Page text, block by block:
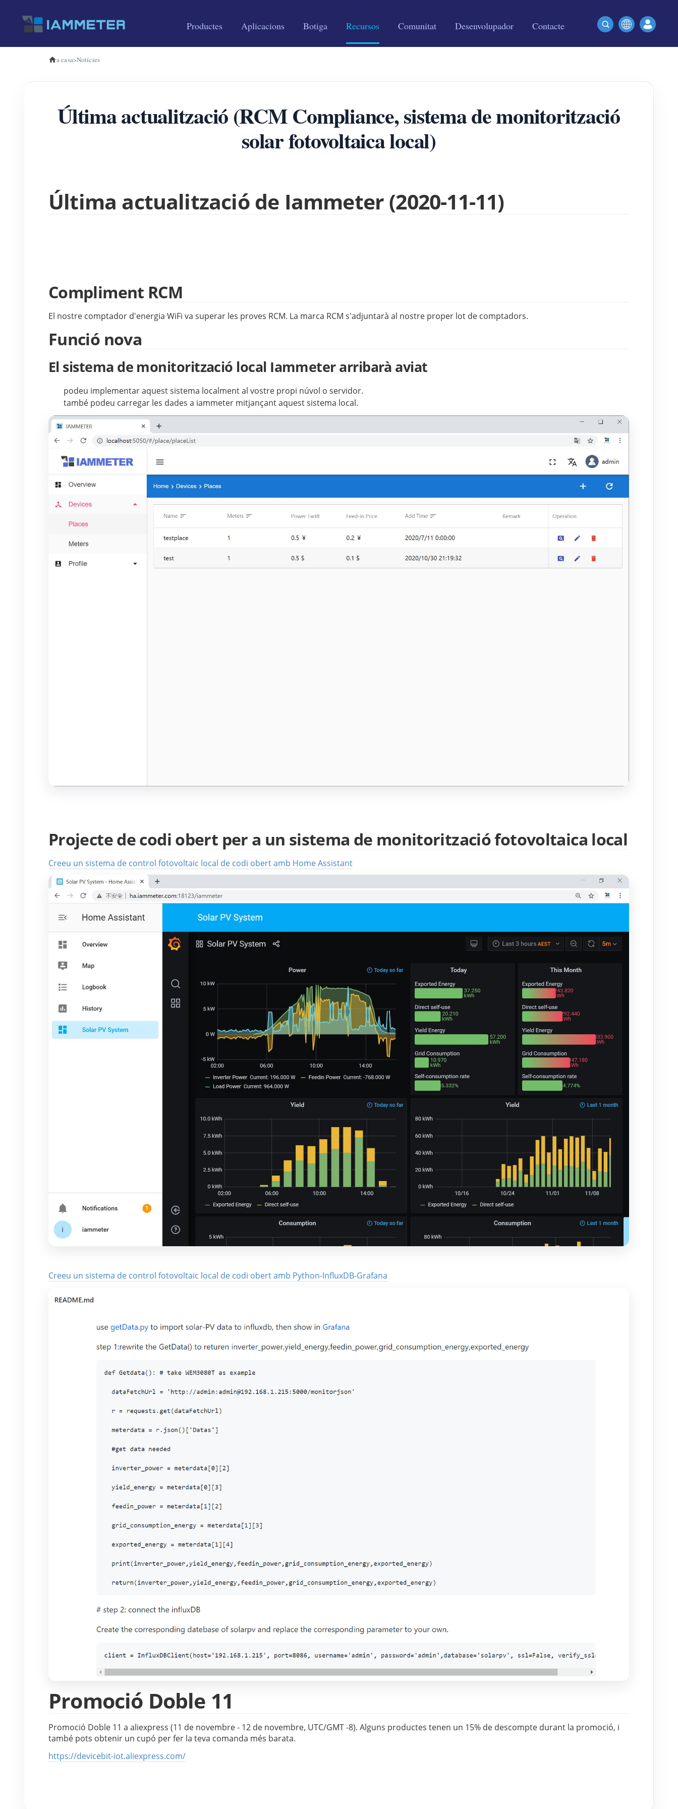
Productes Aplicacions Botiga Recursos Comunitat Desenvolupador Contacte
a casa>Notícies
Última actualització (RCM Compliance, sistema de monitorització
solar fotovoltaica local)
Última actualització de Iammeter (2020-11-11)
Compliment RCM
El nostre comptador d'energia WiFi va superar les proves RCM. La marca RCM s'adjuntarà al nostre proper lot de comptadors.
Funció nova
El sistema de monitorització local Iammeter arribarà aviat
podeu implementar aquest sistema localment al vostre propi núvol o servidor.
també podeu carregar les dades a iammeter mitjançant aquest sistema local.
Projecte de codi obert per a un sistema de monitorització fotovoltaica local
Creeu un sistema de control fotovoltaic local de codi obert amb Home Assistant
Creeu un sistema de control fotovoltaic local de codi obert amb Python-InfluxDB-Grafana
Promoció Doble 11
Promoció Doble 11 a aliexpress (11 de novembre - 12 de novembre, UTC/GMT -8). Alguns productes tenen un 15% de descompte durant la promoció, i
també pots obtenir un cupó per fer la teva comanda més barata.
https://devicebit-iot.aliexpress.com/